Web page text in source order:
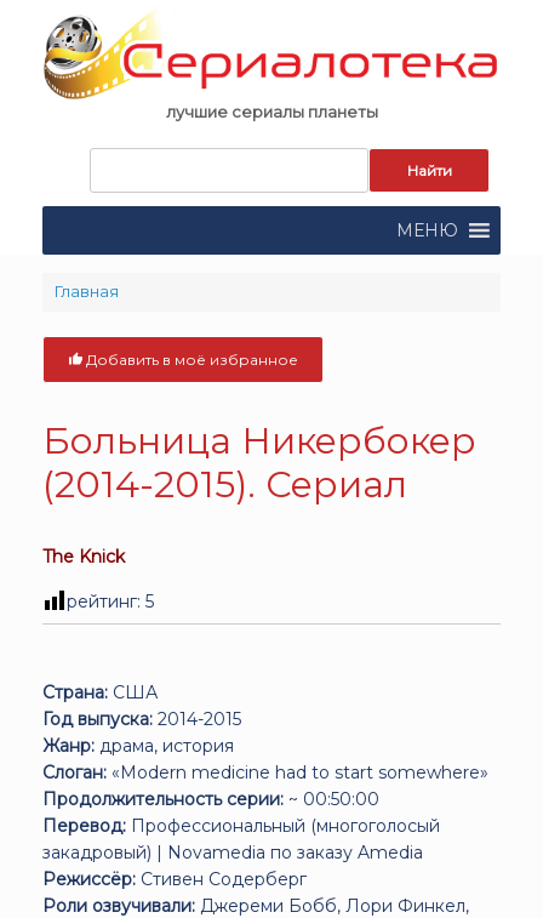
content
лучшие сериалы планеты
поиска:
МЕНЮ
Главная
Добавить в моё избранное
Больница Никербокер
(2014-2015). Сериал
The Knick
рейтинг: 5
Страна: США
Год выпуска: 2014-2015
Жанр: драма, история
Слоган: «Modern medicine had to start somewhere»
Продолжительность серии: ~ 00:50:00
Перевод: Профессиональный (многоголосый
закадровый) | Novamedia по заказу Amedia
Режиссёр: Стивен Содерберг
Роли озвучивали: Джереми Бобб, Лори Финкел,